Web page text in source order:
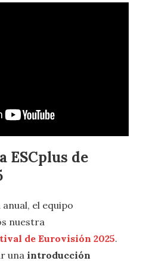
ESCplus de
el equipo
nuestra
de Eurovisión 2025.
una introducción